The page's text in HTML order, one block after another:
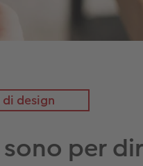
design
per